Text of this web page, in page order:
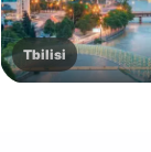
Tbilisi